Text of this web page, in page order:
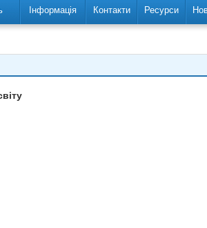
Інформація Контакти Ресурси